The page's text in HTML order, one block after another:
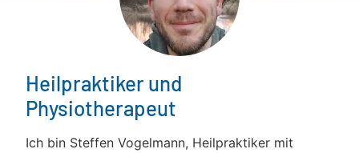
Heilpraktiker und
Physiotherapeut
Ich bin Steffen Vogelmann, Heilpraktiker mit